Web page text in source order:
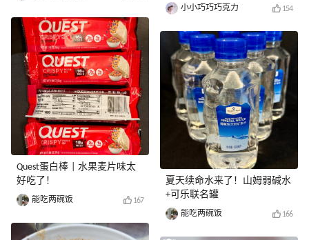
Quest蛋白棒 | 水果麦片味太
好吃了！
能吃两碗饭 167
小小巧巧巧克力 154
夏天续命水来了！山姆弱碱水
+可乐联名罐
能吃两碗饭 166